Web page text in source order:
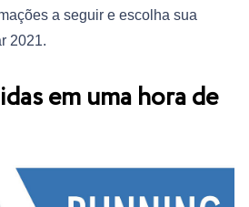
a seguir e escolha sua
2021.
em uma hora de